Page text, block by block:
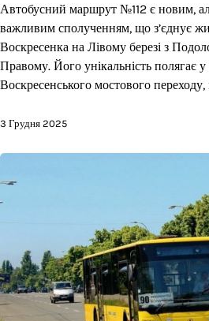
Автобусний маршрут №112 є новим,
важливим сполученням, що з’єднує
Воскресенка на Лівому березі з
Правому. Його унікальність полягає
Воскресенського мостового
3 Грудня 2025